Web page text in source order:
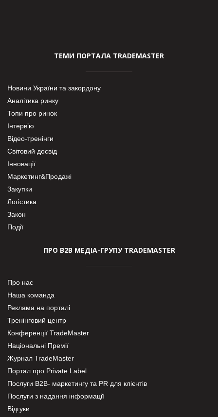
ТЕМИ ПОРТАЛА TRADEMASTER
Новини України та закордону
Аналітика ринку
Топи про ринок
Інтерв’ю
Відео-тренінги
Світовий досвід
Інновації
Маркетинг&Продажі
Закупки
Логістика
Закон
Події
ПРО В2В МЕДІА-ГРУПУ TRADEMASTER
Про нас
Наша команда
Реклама на порталі
Тренінговий центр
Конференції TradeMaster
Національні Премії
Журнал TradeMaster
Портал про Private Label
Послуги В2В- маркетингу та PR для клієнтів
Послуги з надання інформації
Відгуки